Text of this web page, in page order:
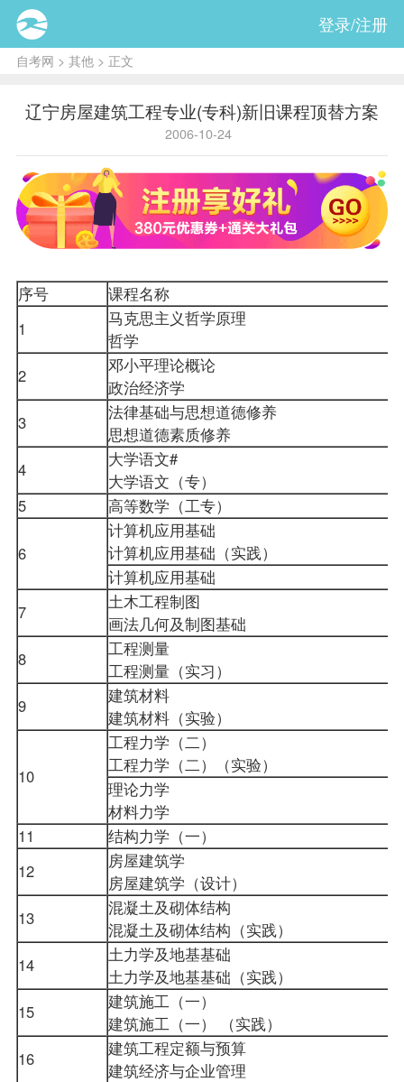
登录/注册
自考网 > 其他 > 正文
辽宁房屋建筑工程专业(专科)新旧课程顶替方案
2006-10-24
序号 课程名称
1
马克思主义哲学原理
哲学
2
邓小平理论概论
政治经济学
3
法律基础与思想道德修养
思想道德素质修养
4
大学语文#
大学语文（专）
5
高等数学（工专）
6
计算机应用基础
计算机应用基础（实践）
计算机应用基础
7
土木工程制图
画法几何及制图基础
8
工程测量
工程测量（实习）
9
建筑材料
建筑材料（实验）
10
工程力学（二）
工程力学（二）（实验）
理论力学
材料力学
11
结构力学（一）
12
房屋建筑学
房屋建筑学（设计）
13
混凝土及砌体结构
混凝土及砌体结构（实践）
14
土力学及地基基础
土力学及地基基础（实践）
15
建筑施工（一）
建筑施工（一） （实践）
16
建筑工程定额与预算
建筑经济与企业管理